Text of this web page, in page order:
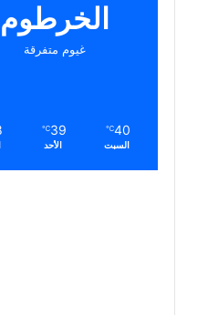
الخرطوم
غيوم متفرقة
40
℃
السبت
39
℃
الأحد